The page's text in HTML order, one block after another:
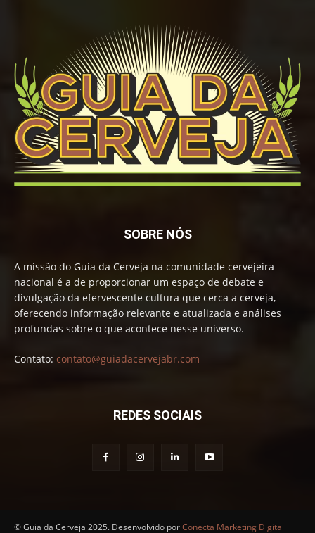
SOBRE NÓS
A missão do Guia da Cerveja na comunidade cervejeira
nacional é a de proporcionar um espaço de debate e
divulgação da efervescente cultura que cerca a cerveja,
oferecendo informação relevante e atualizada e análises
profundas sobre o que acontece nesse universo.
Contato: contato@guiadacervejabr.com
REDES SOCIAIS
© Guia da Cerveja 2025. Desenvolvido porConecta Marketing Digital